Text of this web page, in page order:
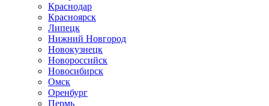
Краснодар
Красноярск
Липецк
Нижний Новгород
Новокузнецк
Новороссийск
Новосибирск
Омск
Оренбург
Пермь